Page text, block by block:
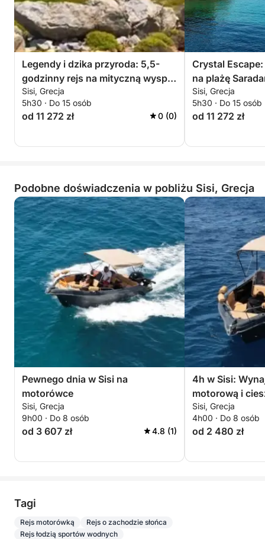
popołudniowym świetle, a następnie relaks, gdy
niebo zapada w noc.
Niewielka grupa zapewnia intymne doświadczenie, z
osobistym opowiadaniem historii, lokalnymi
spostrzeżeniami i dużą ilością miejsca, aby się
zrelaksować i wchłonąć wszystko. Niezależnie od
tego, czy jesteś entuzjastą natury, romantykiem w
sercu, czy po prostu szukasz czegoś innego, ten
piękna, których nie zapomnisz.
zrelaksuj się, odkrywaj i bądź świadkiem
ponadczasowego piękna Dia skąpanego w złotym
świetle!
Legendy i dzika przyroda: 5,5-
godzinny rejs na mityczną wyspę
Dia
Sisi, Grecja
5h30 · Do 15 osób
od 11 272 zł 0 (0)
Crystal
na plażę
Sisi, Grecja
5h30 · Do 15 osób
od 11 272 zł
Podobne doświadczenia w pobliżu Sisi, Grecja
Pewnego dnia w Sisi na
motorówce
Sisi, Grecja
9h00 · Do 8 osób
od 3 607 zł 4.8 (1)
4h w Sisi:
motorową i
Sisi, Grecja
4h00 · Do 8 osób
od 2 480 zł
Tagi
Rejs motorówką
Rejs o zachodzie słońca
Rejs łodzią sportów wodnych